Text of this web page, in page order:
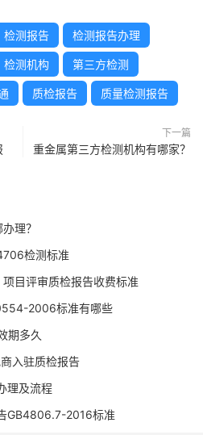
检测报告 检测报告办理
检测机构 第三方检测
质检报告 质量检测报告
下一篇
重金属第三方检测机构有哪家？
理？
检测标准
目评审质检报告收费标准
2006标准有哪些
期多久
入驻质检报告
理及流程
GB4806.7-2016标准